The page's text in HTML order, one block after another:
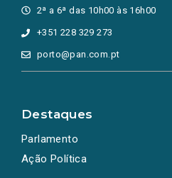
2ª a 6ª das 10h00 às 16h00
+351 228 329 273
porto@pan.com.pt
Destaques
Parlamento
Ação Política